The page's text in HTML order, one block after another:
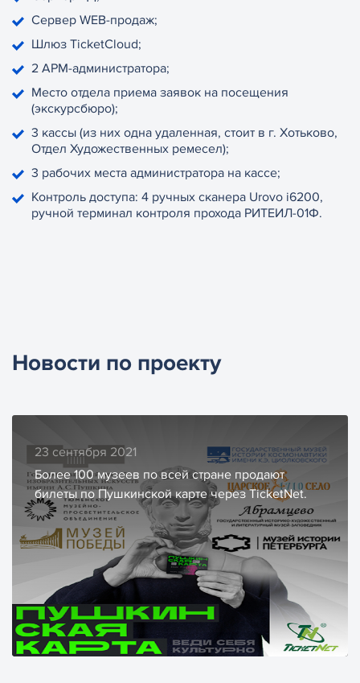
Сервер WEB-продаж;
Шлюз TicketCloud;
2 АРМ-администратора;
Место отдела приема заявок на посещения
(экскурсбюро);
3 кассы (из них одна удаленная, стоит в г. Хотьково,
Отдел Художественных ремесел);
3 рабочих места администратора на кассе;
Контроль доступа: 4 ручных сканера Urovo i6200,
ручной терминал контроля прохода РИТЕИЛ-01Ф.
Новости по проекту
23 сентября 2021
Более 100 музеев по всей стране продают
билеты по Пушкинской карте через TicketNet.